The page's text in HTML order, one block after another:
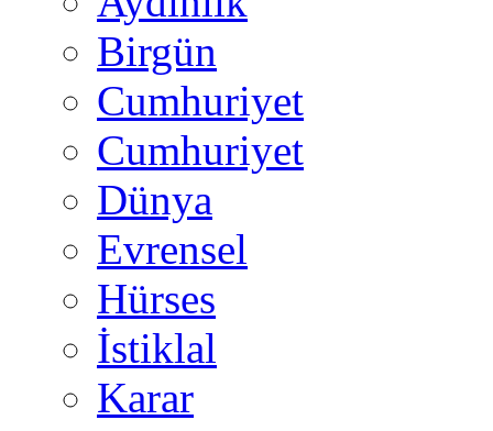
Birgün
Cumhuriyet
Cumhuriyet
Dünya
Evrensel
Hürses
İstiklal
Karar